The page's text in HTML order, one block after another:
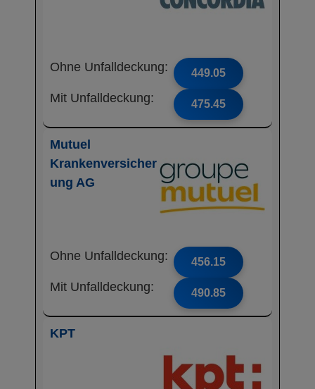
Ohne Unfalldeckung: 449.05
Mit Unfalldeckung: 475.45
Mutuel
Krankenversicher
ung AG
Ohne Unfalldeckung: 456.15
Mit Unfalldeckung: 490.85
KPT